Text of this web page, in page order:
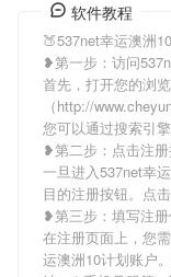
软件教程
🍑537net幸运澳洲
❥第一步：访问
首先，打开您的浏
（http://
您可以通过搜索引
❥第二步：点击注
一旦进入537net幸
目的注册按钮。点
❥第三步：填写注
在注册页面上，您
运澳洲10计划账户